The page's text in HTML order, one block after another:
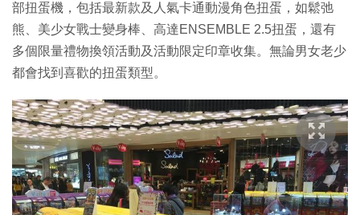
部扭蛋機，包括最新款及人氣卡通動漫角色扭蛋，如鬆弛
熊、美少女戰士變身棒、高達ENSEMBLE 2.5扭蛋，還有
多個限量禮物換領活動及活動限定印章收集。無論男女老少
都會找到喜歡的扭蛋類型。